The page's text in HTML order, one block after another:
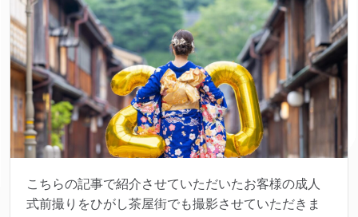
こちらの記事で紹介させていただいたお客様の成人
式前撮りをひがし茶屋街でも撮影させていただきま